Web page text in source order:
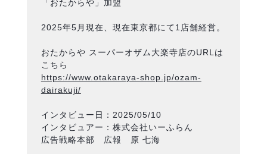
「おたからや」加盟
2025年5月現在、現在東京都にて1店舗経営。
おたからや スーパーオザム大楽寺店のURLは
こちら
https://www.otakaraya-shop.jp/ozam-
dairakuji/
インタビュー日：2025/05/10
インタビュアー：株式会社いーふらん
広告戦略本部 広報 原 七海